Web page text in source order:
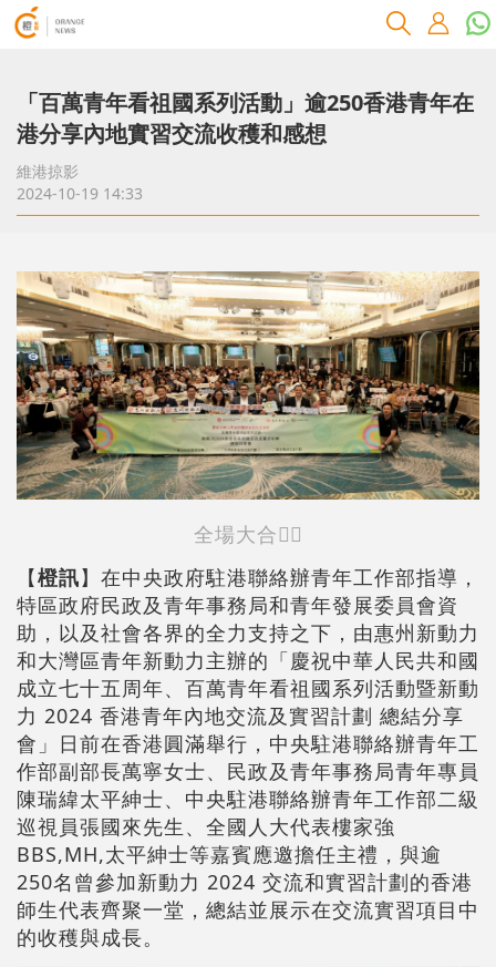
「百萬青年看祖國系列活動」逾250香港青年在
港分享內地實習交流收穫和感想
維港掠影
2024-10-19 14:33
全場大合照〪
【橙訊】在中央政府駐港聯絡辦青年工作部指導，
特區政府民政及青年事務局和青年發展委員會資
助，以及社會各界的全力支持之下，由惠州新動力
和大灣區青年新動力主辦的「慶祝中華人民共和國
成立七十五周年、百萬青年看祖國系列活動暨新動
力 2024 香港青年內地交流及實習計劃 總結分享
會」日前在香港圓滿舉行，中央駐港聯絡辦青年工
作部副部長萬寧女士、民政及青年事務局青年專員
陳瑞緯太平紳士、中央駐港聯絡辦青年工作部二級
巡視員張國來先生、全國人大代表樓家強
BBS,MH,太平紳士等嘉賓應邀擔任主禮，與逾
250名曾參加新動力 2024 交流和實習計劃的香港
師生代表齊聚一堂，總結並展示在交流實習項目中
的收穫與成長。